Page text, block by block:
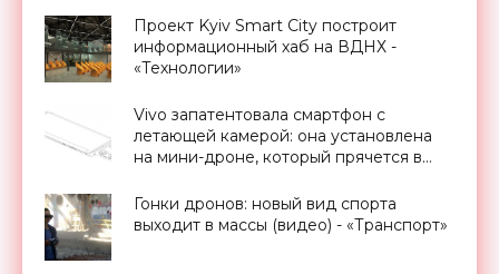
Проект Kyiv Smart City построит
информационный хаб на ВДНХ -
«Технологии»
Vivo запатентовала смартфон с
летающей камерой: она установлена
на мини-дроне, который прячется в
Гонки дронов: новый вид спорта
выходит в массы (видео) - «Транспорт»